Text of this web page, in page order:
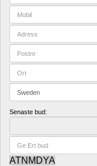
Senaste bud:
ATNMDYA